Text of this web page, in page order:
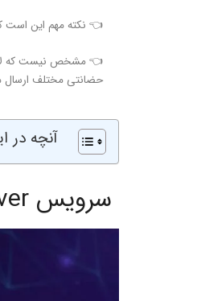
👈 نکته مهم این است که
حضانتی مختلف ارسال
آنچه در
سرویس Ledger Recover چیست؟